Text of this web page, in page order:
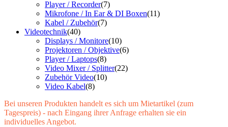
Player / Recorder(7)
Mikrofone / In Ear & DI Boxen(11)
Kabel / Zubehör(7)
Videotechnik(40)
Displays / Monitore(10)
Projektoren / Objektive(6)
Player / Laptops(8)
Video Mixer / Splitter(22)
Zubehör Video(10)
Video Kabel(8)
Bei unseren Produkten handelt es sich um Mietartikel (zum
Tagespreis) - nach Eingang ihrer Anfrage erhalten sie ein
individuelles Angebot.